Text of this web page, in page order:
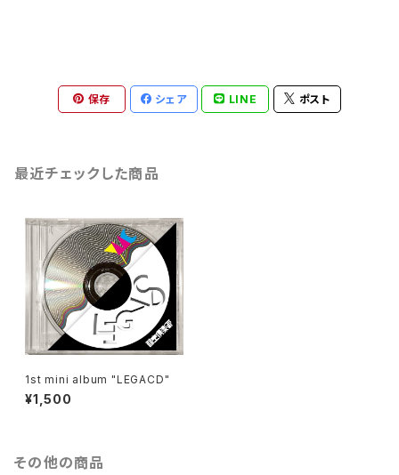
保存 シェア LINE ポスト
最近チェックした商品
1st mini album "LEGACD"
¥1,500
その他の商品